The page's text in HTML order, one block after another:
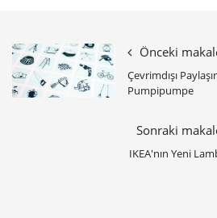
Önceki
Çevrimdışı
Pumpipumpe
Sonraki
IKEA'nın Yeni